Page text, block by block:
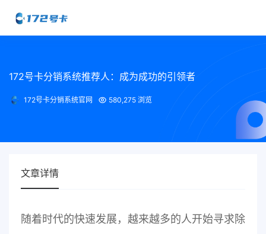
172号卡分销系统推荐人：成为成功的引领者
172号卡分销系统官网 580,275 浏览
文章详情
随着时代的快速发展，越来越多的人开始寻求除